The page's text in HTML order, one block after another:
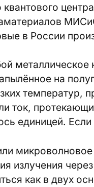
квантового
в России
на
температур,
ток,
единицей.
излучения
как в двух